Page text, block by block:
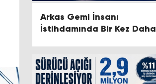
Arkas Gemi İnsanı
İstihdamında Bir Kez Daha